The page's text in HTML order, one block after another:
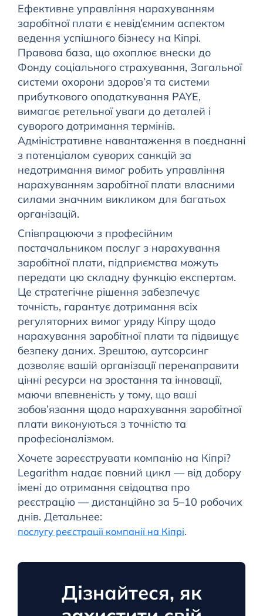
Ефективне управління нарахуванням
заробітної плати є невід’ємним аспектом
ведення успішного бізнесу на Кіпрі.
Правова база, що охоплює внески до
Фонду соціального страхування, Загальної
системи охорони здоров’я та системи
прибуткового оподаткування PAYE,
вимагає ретельної уваги до деталей і
суворого дотримання термінів.
Адміністративне навантаження в поєднанні
з потенціалом суворих санкцій за
недотримання вимог робить управління
нарахуванням заробітної плати власними
силами значним викликом для багатьох
організацій.
Співпрацюючи з професійним
постачальником послуг з нарахування
заробітної плати, підприємства можуть
передати цю складну функцію експертам.
Це стратегічне рішення забезпечує
точність, гарантує дотримання всіх
регуляторних вимог уряду Кіпру щодо
нарахування заробітної плати та підвищує
безпеку даних. Зрештою, аутсорсинг
дозволяє вашій організації перенаправити
цінні ресурси на зростання та інновації,
маючи впевненість у тому, що ваші
зобов’язання щодо нарахування заробітної
плати виконуються з точністю та
професіоналізмом.
Хочете зареєструвати компанію на Кіпрі?
Legarithm надає повний цикл — від добору
імені до отримання свідоцтва про
реєстрацію — дистанційно за 5–10 робочих
днів. Детальнее:
послугу реєстрації компанії на Кіпрі.
Дізнайтеся, як